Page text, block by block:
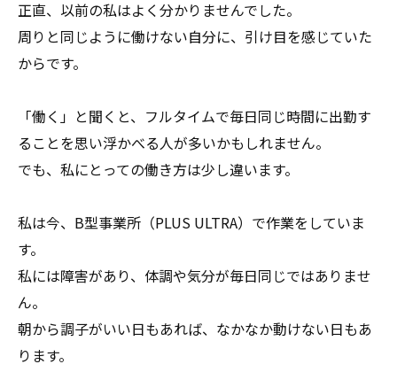
正直、以前の私はよく分かりませんでした。
周りと同じように働けない自分に、引け目を感じていた
からです。
「働く」と聞くと、フルタイムで毎日同じ時間に出勤す
ることを思い浮かべる人が多いかもしれません。
でも、私にとっての働き方は少し違います。
私は今、B型事業所（PLUS ULTRA）で作業をしていま
す。
私には障害があり、体調や気分が毎日同じではありませ
ん。
朝から調子がいい日もあれば、なかなか動けない日もあ
ります。